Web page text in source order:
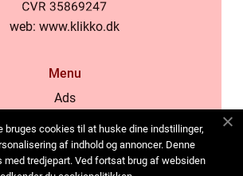
web: www.klikko.dk
Menu
Ads
Cookies
Contact
bruges cookies til at huske dine indstillinger,
af indhold og annoncer. Denne
med tredjepart. Ved fortsat brug af websiden